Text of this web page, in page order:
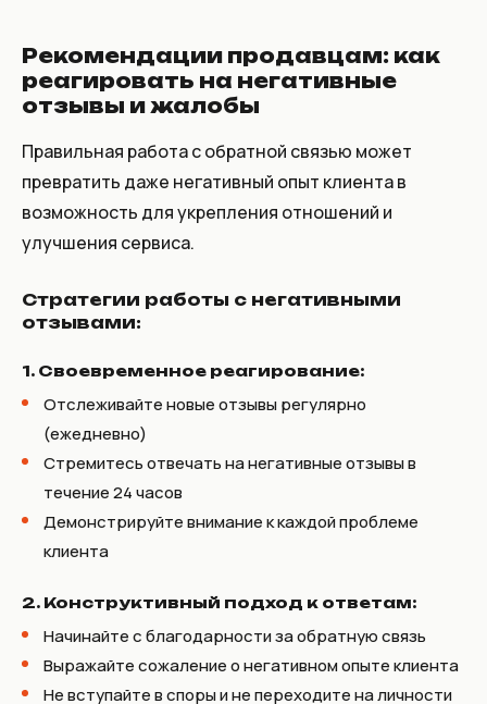
Рекомендации продавцам: как
реагировать на негативные
отзывы и жалобы
Правильная работа с обратной связью может
превратить даже негативный опыт клиента в
возможность для укрепления отношений и
улучшения сервиса.
Стратегии работы с негативными
отзывами:
1. Своевременное реагирование:
Отслеживайте новые отзывы регулярно
(ежедневно)
Стремитесь отвечать на негативные отзывы в
течение 24 часов
Демонстрируйте внимание к каждой проблеме
клиента
2. Конструктивный подход к ответам:
Начинайте с благодарности за обратную связь
Выражайте сожаление о негативном опыте клиента
Не вступайте в споры и не переходите на личности